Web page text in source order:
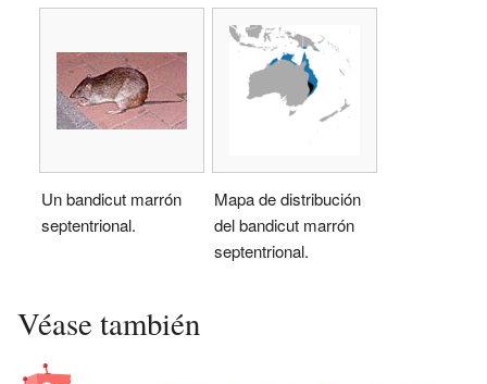
Un bandicut marrón
septentrional.
Mapa de distribución
del bandicut marrón
septentrional.
Véase también